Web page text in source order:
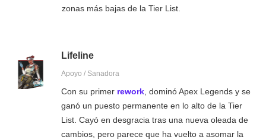
zonas más bajas de la Tier List.
Lifeline
Apoyo / Sanadora
Con su primer rework, dominó Apex Legends y se
ganó un puesto permanente en lo alto de la Tier
List. Cayó en desgracia tras una nueva oleada de
cambios, pero parece que ha vuelto a asomar la